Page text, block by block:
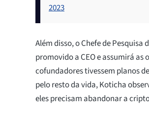
2023
Além disso, o Chefe de Pesquisa
promovido a CEO e assumirá
cofundadores tivessem planos
pelo resto da vida, Koticha
eles precisam abandonar a